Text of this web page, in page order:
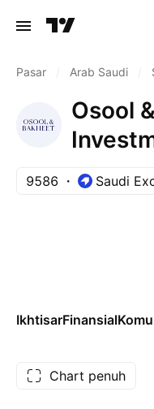
Pasar Arab Saudi
Osool
9586 Saudi
IkhtisarFinansial
Chart penuh